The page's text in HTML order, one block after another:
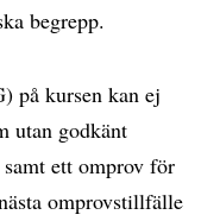
begrepp.
på kursen kan ej
utan godkänt
ett omprov för
omprovstillfälle